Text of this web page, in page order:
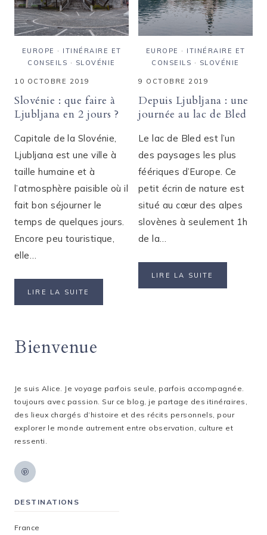
EUROPE · ITINÉRAIRE ET
CONSEILS · SLOVÉNIE
10 OCTOBRE 2019
Slovénie : que faire à
Ljubljana en 2 jours ?
Capitale de la Slovénie,
Ljubljana est une ville à
taille humaine et à
l’atmosphère paisible où il
fait bon séjourner le
temps de quelques jours.
Encore peu touristique,
elle…
LIRE LA SUITE
LJUBLJANA
JOURS
EUROPE · ITINÉRAIRE ET
CONSEILS · SLOVÉNIE
9 OCTOBRE 2019
Depuis Ljubljana : une
journée au lac de Bled
Le lac de Bled est l’un
des paysages les plus
féériques d’Europe. Ce
petit écrin de nature est
situé au cœur des alpes
slovènes à seulement 1h
de la…
LIRE LA SUITE
Bienvenue
Je suis Alice. Je voyage parfois seule, parfois accompagnée.
toujours avec passion. Sur ce blog, je partage des itinéraires,
des lieux chargés d’histoire et des récits personnels, pour
explorer le monde autrement entre observation, culture et
ressenti.
DESTINATIONS
France